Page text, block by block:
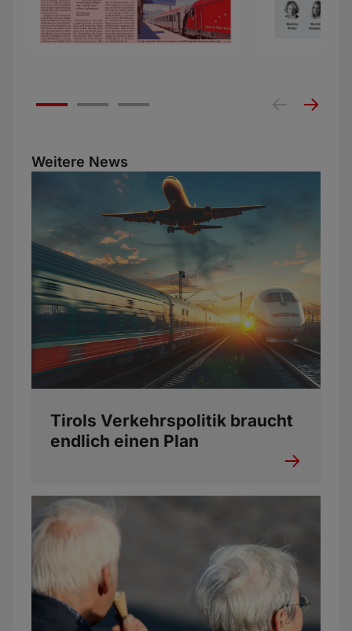
Weitere News
Tirols Verkehrspolitik braucht
endlich einen Plan